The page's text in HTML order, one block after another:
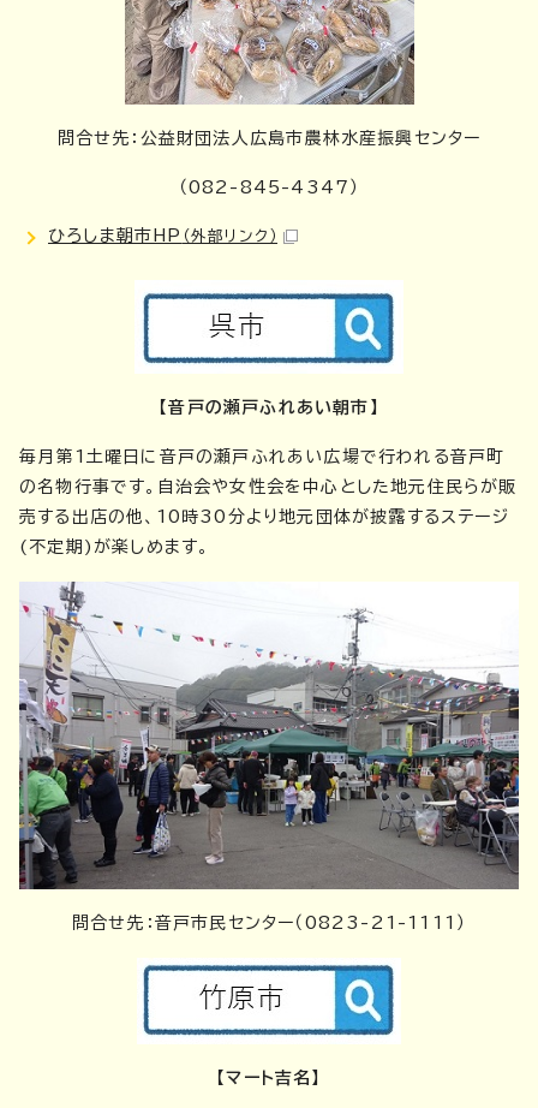
問合せ先：公益財団法人広島市農林水産振興センター
（082-845-4347）
ひろしま朝市HP （外部リンク）
【音戸の瀬戸ふれあい朝市】
毎月第1土曜日に音戸の瀬戸ふれあい広場で行われる音戸町
の名物行事です。自治会や女性会を中心とした地元住民らが販
売する出店の他、10時30分より地元団体が披露するステージ
(不定期)が楽しめます。
問合せ先：音戸市民センター（0823-21-1111）
【マート吉名】